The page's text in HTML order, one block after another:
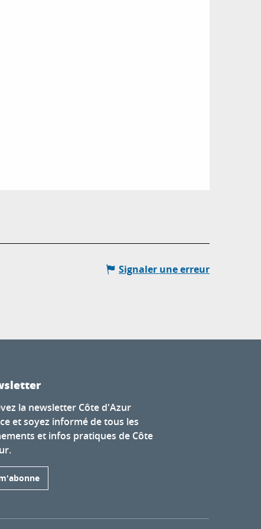
Signaler une erreur
la newsletter Côte d'Azur
et soyez informé de tous les
et infos pratiques de Côte